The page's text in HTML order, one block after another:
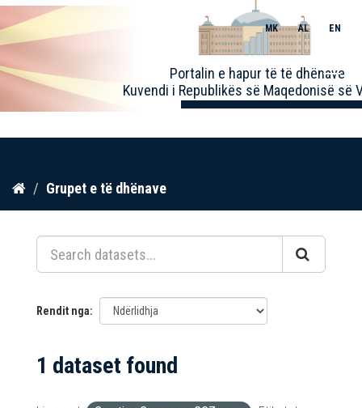
Kalo
përmbajtja
Portalin e hapur të të dhënave
Kuvendi i Republikës së Maqedonisë së
MK AL EN
Toggle
Grupet e të dhënave
Rendit nga
1 dataset found